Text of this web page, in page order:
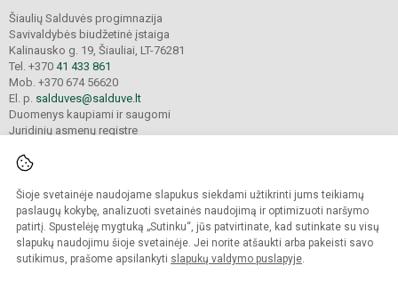
Šioje svetainėje naudojame slapukus siekdami užtikrinti jums teikiamų
paslaugų kokybę, analizuoti svetainės naudojimą ir optimizuoti naršymo
patirtį. Spustelėję mygtuką „Sutinku“, jūs patvirtinate, kad sutinkate su visų
slapukų naudojimu šioje svetainėje. Jei norite atšaukti arba pakeisti savo
sutikimus, prašome apsilankyti slapukų valdymo puslapyje.
Šiaulių Salduvės progimnazija
Savivaldybės biudžetinė įstaiga
Kalinausko g. 19, Šiauliai, LT-76281
Tel. +370 41 433 861
Mob. +370 674 56620
El. p. salduves@salduve.lt
Duomenys kaupiami ir saugomi
Juridinių asmenų registre
© 2026. Šiaulių Salduvės progimnazija. Visos teisės saugomos.
Kopijuoti turinį be raštiško įstaigos administracijos sutikimo griežtai draudžiama.